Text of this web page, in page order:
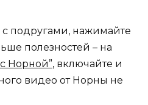
подругами, нажимайте
полезностей – на
с Норной”, включайте и
видео от Норны не